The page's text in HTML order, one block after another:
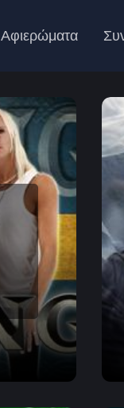
Αφιερώματα